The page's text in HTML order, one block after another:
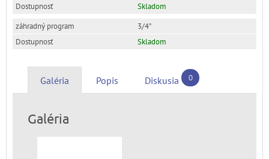
Skladom
3/4"
Skladom
Galéria Popis Diskusia 0
Galéria